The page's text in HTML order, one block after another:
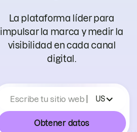
La plataforma líder para
impulsar la marca y medir la
visibilidad en cada canal
digital.
Escribe tu sitio web US
Obtener datos